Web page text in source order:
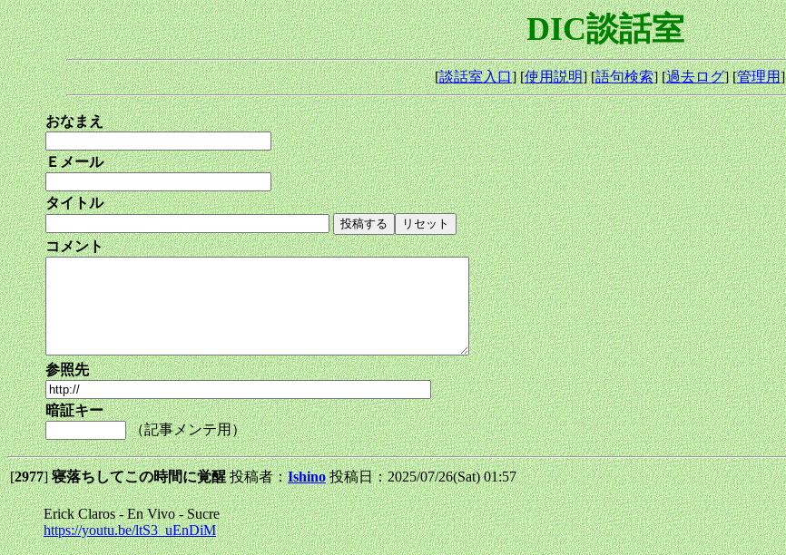
DIC談話室
[談話室入口] [使用説明] [語句検索] [過去ログ] [管理用]
おなまえ
Ｅメール
タイトル
コメント
参照先
暗証キー
（記事メンテ用）
[2977]寝落ちしてこの時間に覚醒投稿者：Ishino 投稿日：2025/07/26(Sat) 01:57
Erick Claros - En Vivo - Sucre
https://youtu.be/ltS3_uEnDiM